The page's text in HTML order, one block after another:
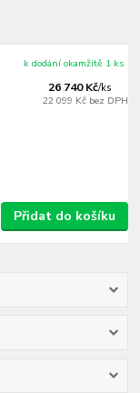
26 740 Kč/ks
22 099 Kč bez DPH
k dodání okamžitě 1 ks
Přidat do košíku